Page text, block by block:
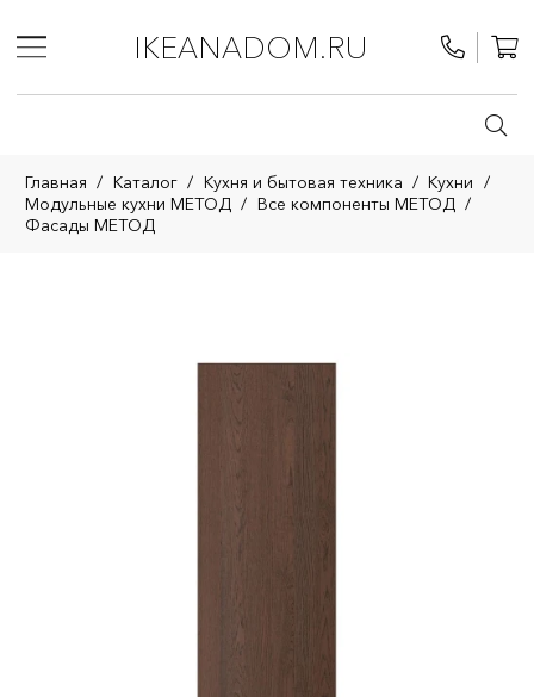
IKEANADOM.RU
Главная / Каталог / Кухня и бытовая техника / Кухни /
Модульные кухни МЕТОД / Все компоненты МЕТОД /
Фасады МЕТОД